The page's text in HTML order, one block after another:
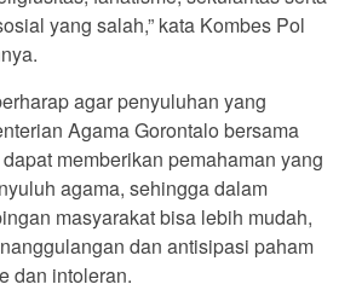
yang salah,” kata Kombes Pol
agar penyuluhan yang
Agama Gorontalo bersama
memberikan pemahaman yang
agama, sehingga dalam
masyarakat bisa lebih mudah,
dan antisipasi paham
dan intoleran.